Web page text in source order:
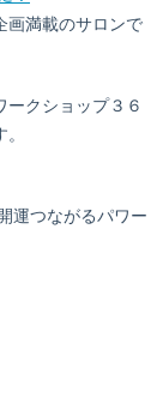
画満載のサロンで
ークショップ３６
運つながるパワー